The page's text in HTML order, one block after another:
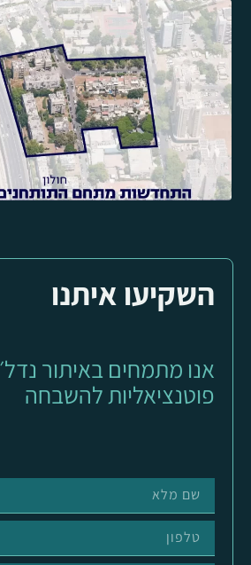
השקיעו איתנו
אנו מתמחים באיתור
פוטנציאליות להשבחה